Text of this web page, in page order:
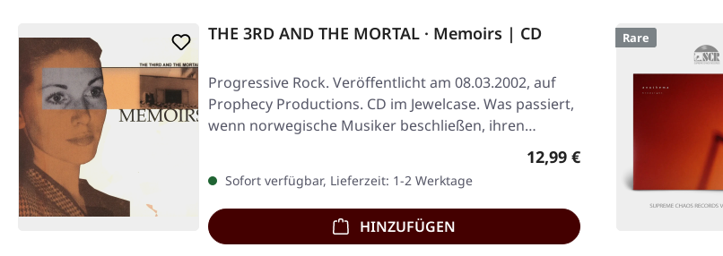
THE 3RD AND THE MORTAL · Memoirs | CD
Progressive Rock. Veröffentlicht am 08.03.2002, auf
Prophecy Productions. CD im Jewelcase. Was passiert,
wenn norwegische Musiker beschließen, ihren…
Regulärer Preis:
12,99 €
Sofort verfügbar, Lieferzeit: 1-2 Werktage
HINZUFÜGEN
Rare